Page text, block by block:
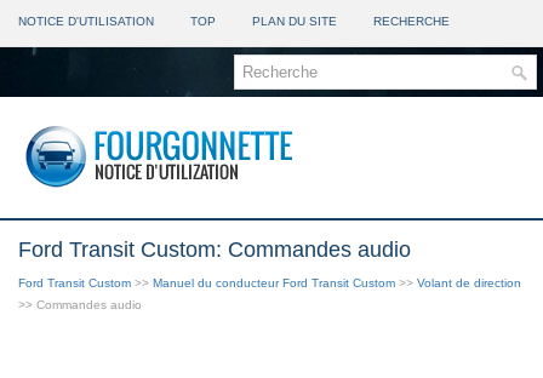
NOTICE D'UTILISATION TOP PLAN DU SITE RECHERCHE
Ford Transit Custom: Commandes audio
Ford Transit Custom >> Manuel du conducteur Ford Transit Custom >> Volant de direction
>> Commandes audio